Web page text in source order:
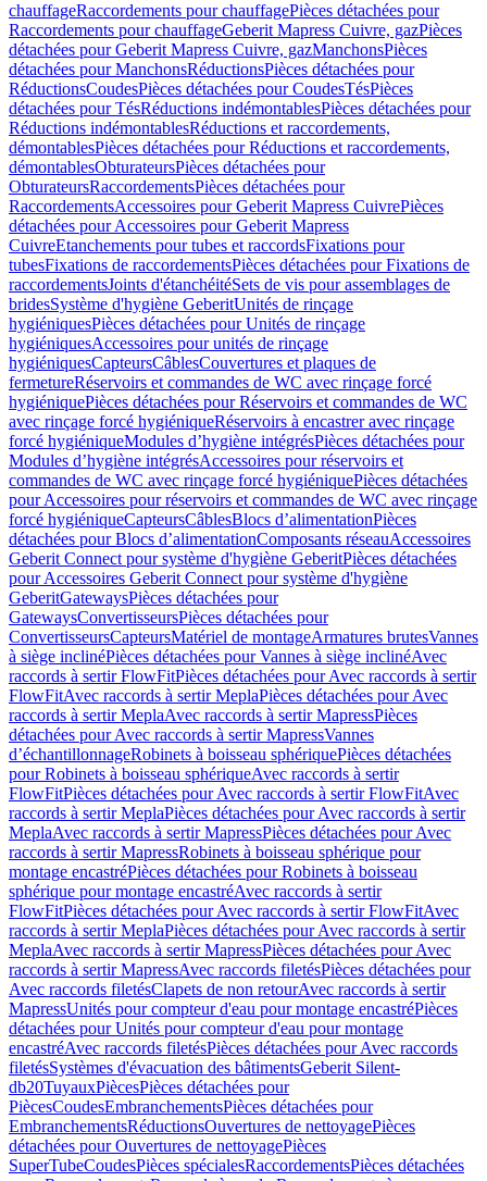
chauffageRaccordements pour chauffagePièces détachées pour
Raccordements pour chauffageGeberit Mapress Cuivre, gazPièces
détachées pour Geberit Mapress Cuivre, gazManchonsPièces
détachées pour ManchonsRéductionsPièces détachées pour
RéductionsCoudesPièces détachées pour CoudesTésPièces
détachées pour TésRéductions indémontablesPièces détachées pour
Réductions indémontablesRéductions et raccordements,
démontablesPièces détachées pour Réductions et raccordements,
démontablesObturateursPièces détachées pour
ObturateursRaccordementsPièces détachées pour
RaccordementsAccessoires pour Geberit Mapress CuivrePièces
détachées pour Accessoires pour Geberit Mapress
CuivreEtanchements pour tubes et raccordsFixations pour
tubesFixations de raccordementsPièces détachées pour Fixations de
raccordementsJoints d'étanchéitéSets de vis pour assemblages de
bridesSystème d'hygiène GeberitUnités de rinçage
hygiéniquesPièces détachées pour Unités de rinçage
hygiéniquesAccessoires pour unités de rinçage
hygiéniquesCapteursCâblesCouvertures et plaques de
fermetureRéservoirs et commandes de WC avec rinçage forcé
hygiéniquePièces détachées pour Réservoirs et commandes de WC
avec rinçage forcé hygiéniqueRéservoirs à encastrer avec rinçage
forcé hygiéniqueModules d’hygiène intégrésPièces détachées pour
Modules d’hygiène intégrésAccessoires pour réservoirs et
commandes de WC avec rinçage forcé hygiéniquePièces détachées
pour Accessoires pour réservoirs et commandes de WC avec rinçage
forcé hygiéniqueCapteursCâblesBlocs d’alimentationPièces
détachées pour Blocs d’alimentationComposants réseauAccessoires
Geberit Connect pour système d'hygiène GeberitPièces détachées
pour Accessoires Geberit Connect pour système d'hygiène
GeberitGatewaysPièces détachées pour
GatewaysConvertisseursPièces détachées pour
ConvertisseursCapteursMatériel de montageArmatures brutesVannes
à siège inclinéPièces détachées pour Vannes à siège inclinéAvec
raccords à sertir FlowFitPièces détachées pour Avec raccords à sertir
FlowFitAvec raccords à sertir MeplaPièces détachées pour Avec
raccords à sertir MeplaAvec raccords à sertir MapressPièces
détachées pour Avec raccords à sertir MapressVannes
d’échantillonnageRobinets à boisseau sphériquePièces détachées
pour Robinets à boisseau sphériqueAvec raccords à sertir
FlowFitPièces détachées pour Avec raccords à sertir FlowFitAvec
raccords à sertir MeplaPièces détachées pour Avec raccords à sertir
MeplaAvec raccords à sertir MapressPièces détachées pour Avec
raccords à sertir MapressRobinets à boisseau sphérique pour
montage encastréPièces détachées pour Robinets à boisseau
sphérique pour montage encastréAvec raccords à sertir
FlowFitPièces détachées pour Avec raccords à sertir FlowFitAvec
raccords à sertir MeplaPièces détachées pour Avec raccords à sertir
MeplaAvec raccords à sertir MapressPièces détachées pour Avec
raccords à sertir MapressAvec raccords filetésPièces détachées pour
Avec raccords filetésClapets de non retourAvec raccords à sertir
MapressUnités pour compteur d'eau pour montage encastréPièces
détachées pour Unités pour compteur d'eau pour montage
encastréAvec raccords filetésPièces détachées pour Avec raccords
filetésSystèmes d'évacuation des bâtimentsGeberit Silent-
db20TuyauxPiècesPièces détachées pour
PiècesCoudesEmbranchementsPièces détachées pour
EmbranchementsRéductionsOuvertures de nettoyagePièces
détachées pour Ouvertures de nettoyagePièces
SuperTubeCoudesPièces spécialesRaccordementsPièces détachées